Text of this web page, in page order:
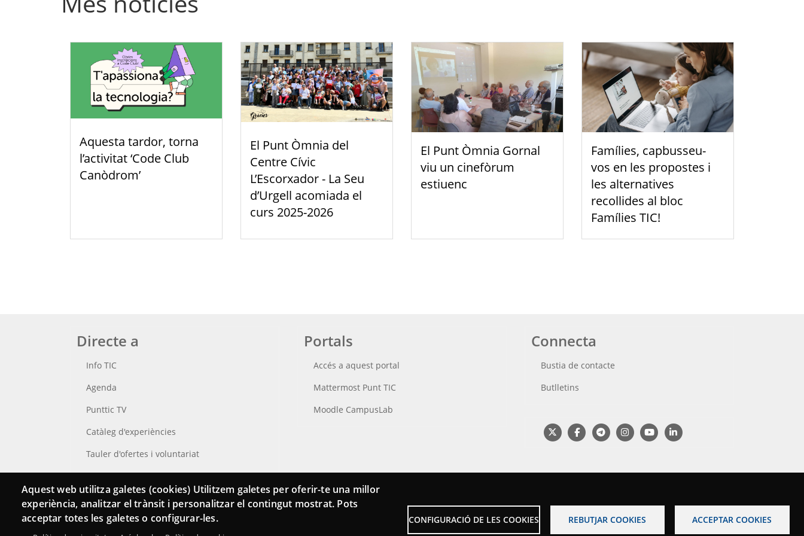
Aquesta tardor, torna
l’activitat ‘Code Club
Canòdrom’
El Punt Òmnia del
Centre Cívic
L’Escorxador - La Seu
d’Urgell acomiada el
curs 2025-2026
El Punt Òmnia Gornal
viu un cinefòrum
estiuenc
Famílies, capbusseu-
vos en les propostes i
les alternatives
recollides al bloc
Famílies TIC!
Directe a
Info TIC
Agenda
Punttic TV
Catàleg d'experiències
Tauler d'ofertes i voluntariat
Cerca el teu Punt TIC
Portals
Accés a aquest portal
Mattermost Punt TIC
Moodle CampusLab
Connecta
Bustia de contacte
Butlletins
Aquest web utilitza galetes (cookies) Utilitzem galetes per oferir-te una millor
experiència, analitzar el trànsit i personalitzar el contingut mostrat. Pots
acceptar totes les galetes o configurar-les.
CONFIGURACIÓ DE LES COOKIES REBUTJAR COOKIES ACCEPTAR COOKIES